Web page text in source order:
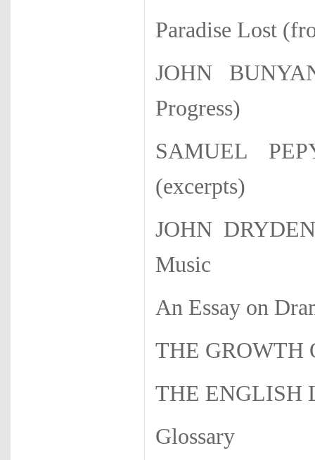
Paradise Lost
JOHN
Progress)
SAMUEL
(excerpts)
JOHN
Music
An Essay on
THE GROWTH
THE ENGLISH
Glossary